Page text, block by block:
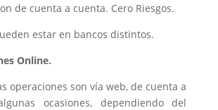
de cuenta a cuenta. Cero Riesgos.
estar en bancos distintos.
Online.
operaciones son vía web, de cuenta a
ocasiones, dependiendo del